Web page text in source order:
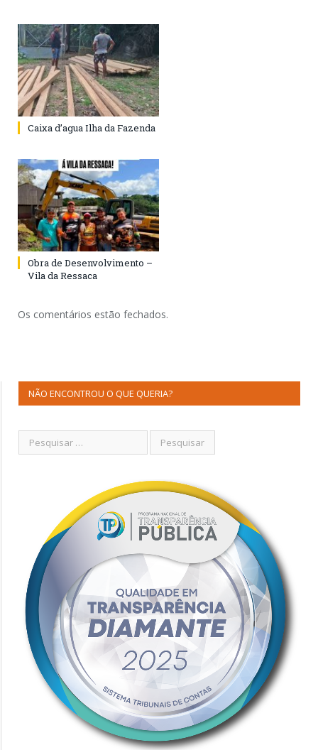
Caixa d’agua Ilha da Fazenda
Obra de Desenvolvimento –
Vila da Ressaca
Os comentários estão fechados.
NÃO ENCONTROU O QUE QUERIA?